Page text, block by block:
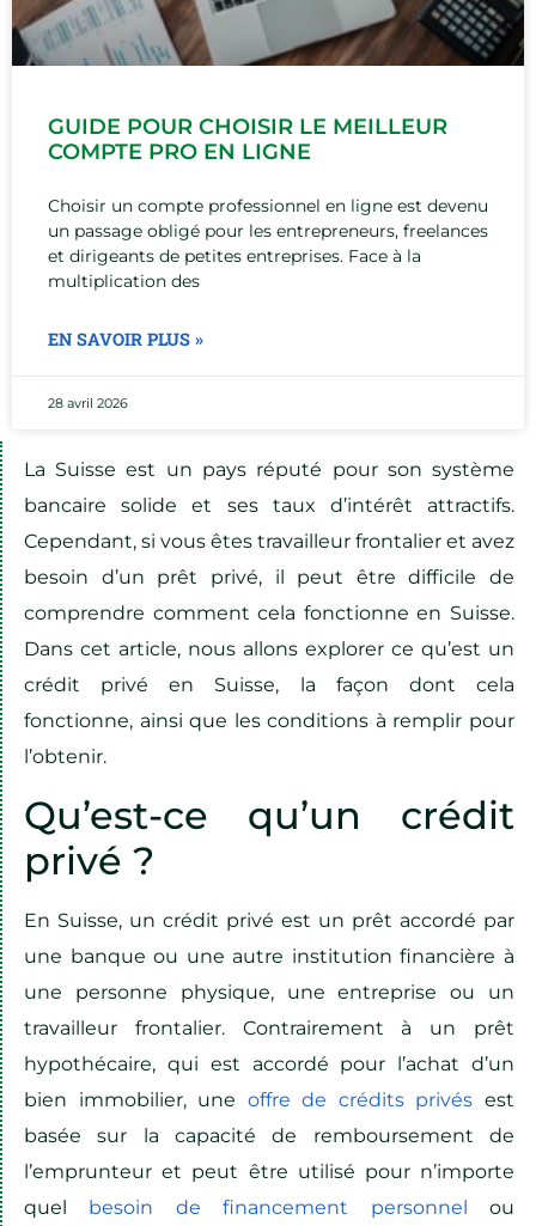
GUIDE POUR CHOISIR LE MEILLEUR
COMPTE PRO EN LIGNE
Choisir un compte professionnel en ligne est devenu
un passage obligé pour les entrepreneurs, freelances
et dirigeants de petites entreprises. Face à la
multiplication des
EN SAVOIR PLUS »
28 avril 2026
La Suisse est un pays réputé pour son système
bancaire solide et ses taux d’intérêt attractifs.
Cependant, si vous êtes travailleur frontalier et avez
besoin d’un prêt privé, il peut être difficile de
comprendre comment cela fonctionne en Suisse.
Dans cet article, nous allons explorer ce qu’est un
crédit privé en Suisse, la façon dont cela
fonctionne, ainsi que les conditions à remplir pour
l’obtenir.
Qu’est-ce qu’un crédit
privé ?
En Suisse, un crédit privé est un prêt accordé par
une banque ou une autre institution financière à
une personne physique, une entreprise ou un
travailleur frontalier. Contrairement à un prêt
hypothécaire, qui est accordé pour l’achat d’un
bien immobilier, une offre de crédits privés est
basée sur la capacité de remboursement de
l’emprunteur et peut être utilisé pour n’importe
quel besoin de financement personnel ou